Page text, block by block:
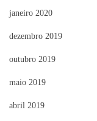
janeiro 2020
dezembro 2019
outubro 2019
maio 2019
abril 2019